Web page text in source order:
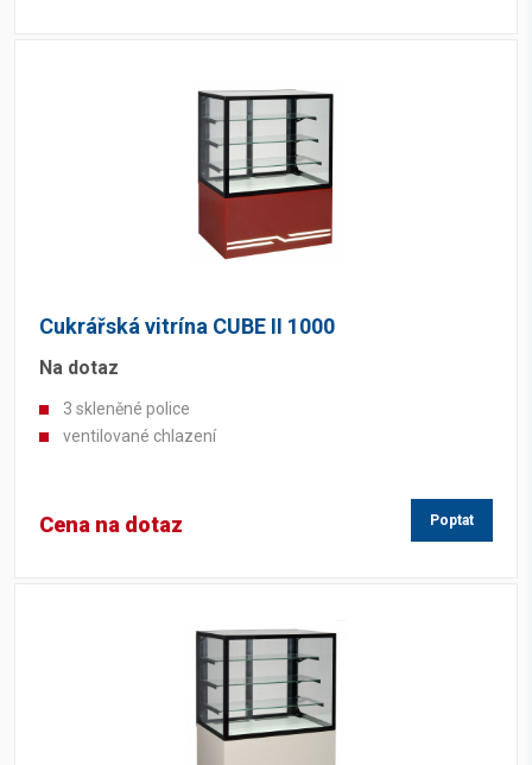
Cukrářská vitrína CUBE II 1000
Na dotaz
3 skleněné police
ventilované chlazení
Cena na dotaz Poptat